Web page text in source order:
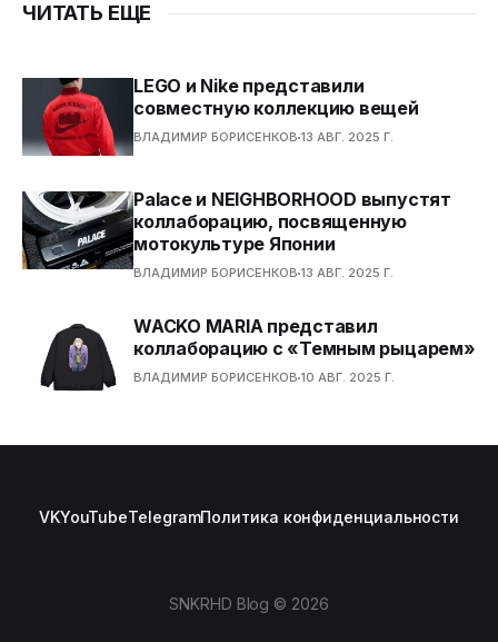
ЧИТАТЬ ЕЩЕ
LEGO и Nike представили
совместную коллекцию вещей
ВЛАДИМИР БОРИСЕНКОВ 13 АВГ. 2025 Г.
Palace и NEIGHBORHOOD выпустят
коллаборацию, посвященную
мотокультуре Японии
ВЛАДИМИР БОРИСЕНКОВ 13 АВГ. 2025 Г.
WACKO MARIA представил
коллаборацию с «Темным рыцарем»
ВЛАДИМИР БОРИСЕНКОВ 10 АВГ. 2025 Г.
VKYouTubeTelegramПолитика конфиденциальности
SNKRHD Blog © 2026